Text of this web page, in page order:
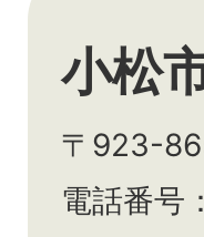
小松
〒923-
電話番号